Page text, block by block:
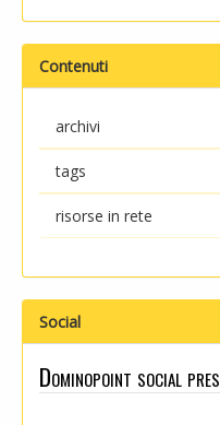
Contenuti
archivi
tags
risorse in rete
Social
Dominopoint social